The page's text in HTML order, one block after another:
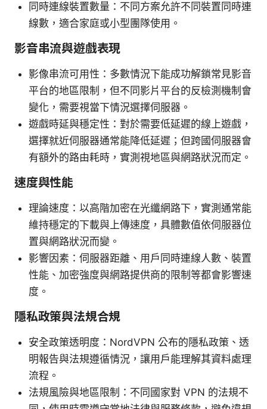
同時連線裝置數量：不同方案允許不同裝置同時連
線數，適合家庭或小型團隊使用。
影音串流與遊戲表現
影像串流可用性：多數情況下能成功解鎖常見影音
平台的地區限制，但不同影片平台的反檢測機制會
變化，需要視當下情況選擇伺服器。
遊戲時延與穩定性：對於需要低延遲的線上遊戲，
選擇就近伺服器通常能降低延遲；但跨國伺服器會
有額外的路由耗時，實測視地區與網路狀況而定。
速度與性能
理論速度：以高階加密在光纖網路下，實測通常能
維持穩定的下載與上傳速度，具體數值依伺服器位
置與網路狀況而變。
影響因素：伺服器距離、用戶同時連線人數、裝置
性能、加密強度與網路提供商的限制等都會影響速
度。
隱私政策與法規合規
安全政策透明度：NordVPN 公布的隱私政策、透
明報告與法規遵循情況，讓用戶能理解其資料處理
流程。
法規風險與地區限制：不同國家對 VPN 的法規不